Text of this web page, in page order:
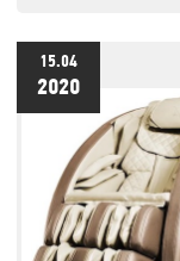
15.04
2020